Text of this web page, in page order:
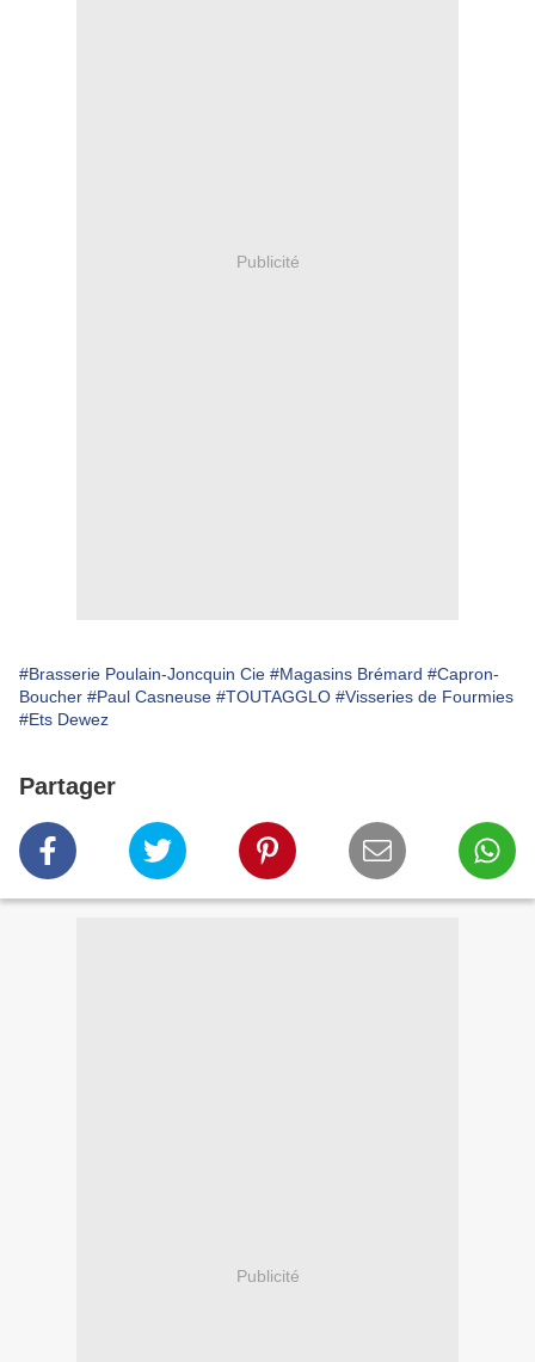
Publicité
#Brasserie Poulain-Joncquin Cie #Magasins Brémard #Capron-
Boucher #Paul Casneuse #TOUTAGGLO #Visseries de Fourmies
#Ets Dewez
Partager
Publicité